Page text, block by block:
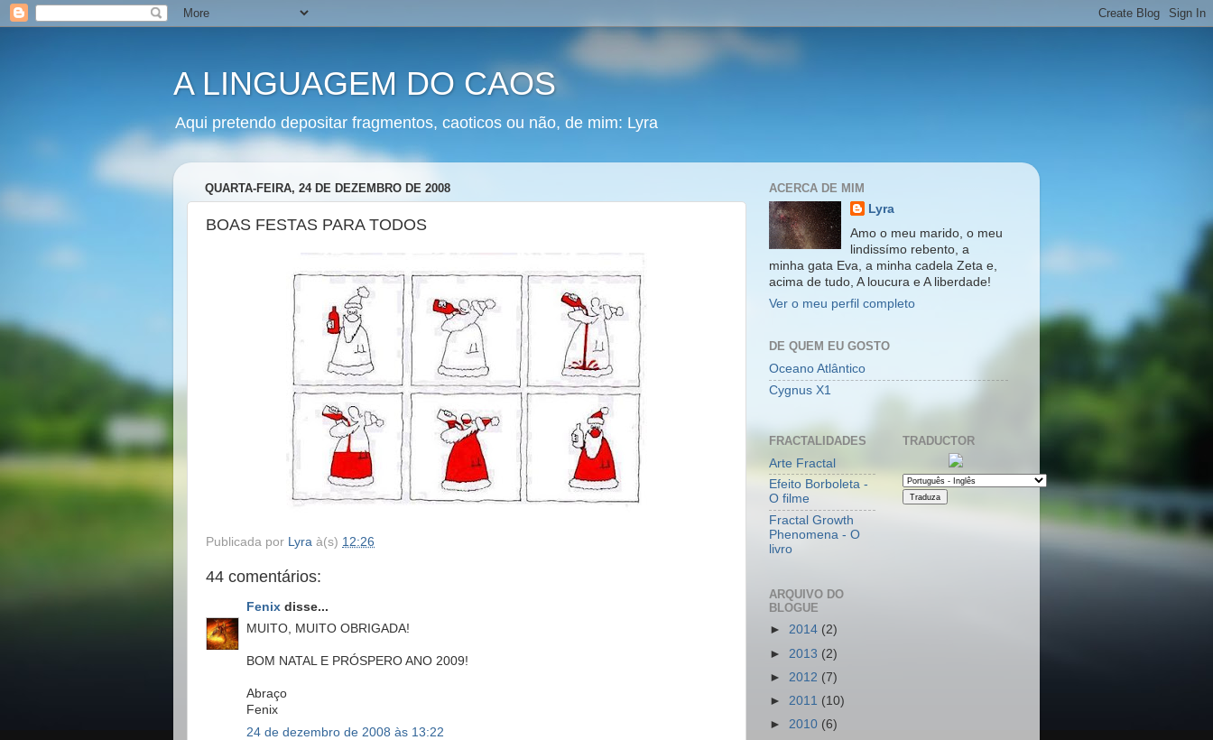
A LINGUAGEM DO CAOS
Aqui pretendo depositar fragmentos, caoticos ou não, de mim: Lyra
QUARTA-FEIRA, 24 DE DEZEMBRO DE 2008
BOAS FESTAS PARA TODOS
Publicada por Lyra à(s) 12:26
44 comentários:
Fenix disse...
MUITO, MUITO OBRIGADA!
BOM NATAL E PRÓSPERO ANO 2009!
Abraço
Fenix
24 de dezembro de 2008 às 13:22
ACERCA DE MIM
Lyra
Amo o meu marido, o meu
lindissímo rebento, a
minha gata Eva, a minha cadela Zeta e,
acima de tudo, A loucura e A liberdade!
Ver o meu perfil completo
DE QUEM EU GOSTO
Oceano Atlântico
Cygnus X1
FRACTALIDADES
Arte Fractal
Efeito Borboleta -
O filme
Fractal Growth
Phenomena - O
livro
ARQUIVO DO
BLOGUE
► 2014 (2)
► 2013 (2)
► 2012 (7)
► 2011 (10)
► 2010 (6)
TRADUCTOR